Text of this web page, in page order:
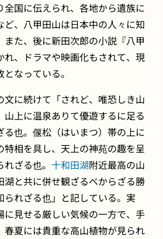
全国に伝えられ、各地から遺族に
、八甲田山は日本中の人々に知
また、後に新田次郎の小説『八甲
れ、ドラマや映画化もされて、現
なっている。
文に続けて「されど、唯恐しき山
山上に温泉ありて優遊するに足る
る也。偃松（はいまつ）帯の上に
相を具し、天上の神苑の趣を呈
ざる也。 十和田湖附近最高の山
湖と共に併せ観ざるべからざる勝
れざる也」と記している。実
に見せる厳しい気候の一方で、手
春夏には貴重な高山植物が見られ